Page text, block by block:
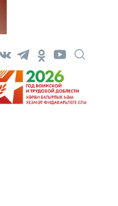
Документы